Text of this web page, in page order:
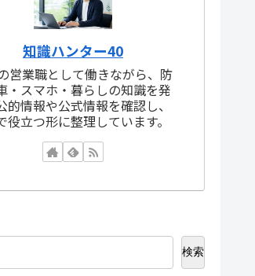
知識ハンター40
営業職として働きながら、防
・スマホ・暮らしの知識を発
的情報や公式情報を確認し、
役立つ形に整理しています。
検索